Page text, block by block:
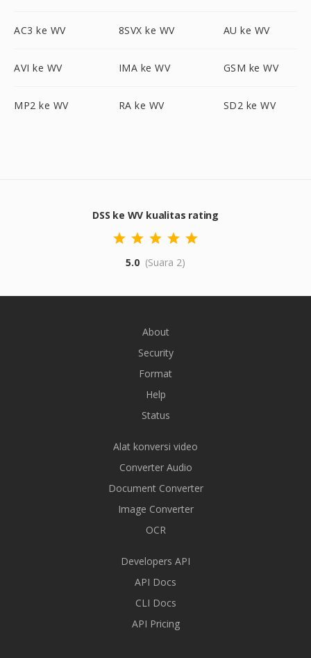
AC3 ke WV 8SVX ke WV AU ke WV
AVI ke WV IMA ke WV GSM ke WV
MP2 ke WV RA ke WV SD2 ke WV
DSS ke WV kualitas rating
5.0 (Suara 2)
About
Security
Format
Help
Status
Alat konversi video
Converter Audio
Document Converter
Image Converter
OCR
Developers API
API Docs
CLI Docs
API Pricing